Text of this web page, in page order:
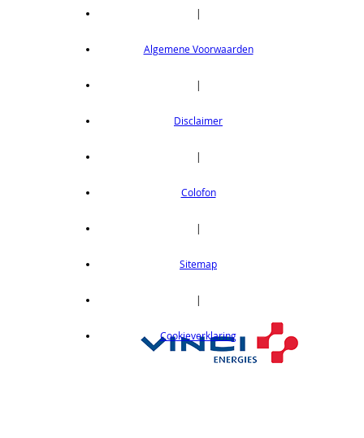
|
Algemene Voorwaarden
|
Disclaimer
|
Colofon
|
Sitemap
|
Cookieverklaring